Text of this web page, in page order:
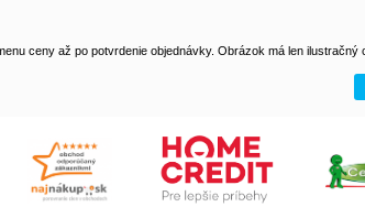
ceny až po potvrdenie objednávky. Obrázok má len ilustračný